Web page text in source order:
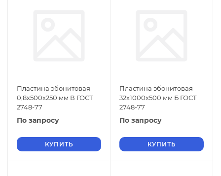
Пластина эбонитовая
0,8х500х250 мм В ГОСТ
2748-77
По запросу
КУПИТЬ
Пластина эбонитовая
32х1000х500 мм Б ГОСТ
2748-77
По запросу
КУПИТЬ